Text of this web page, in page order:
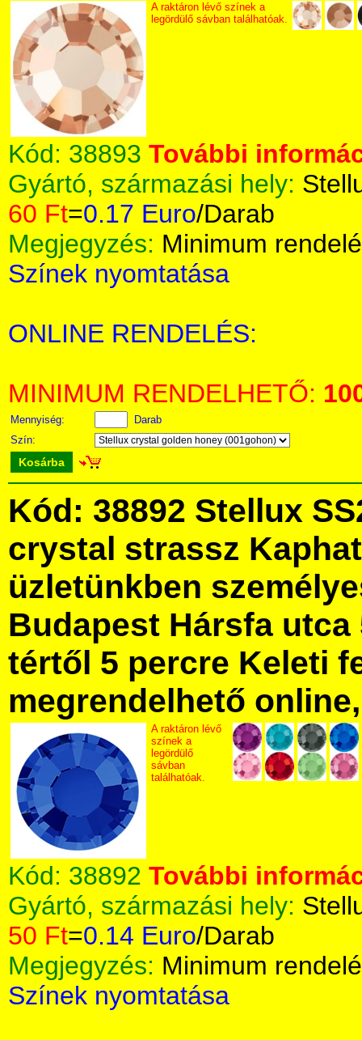
A raktáron lévő színek a
legördülő sávban találhatóak.
Kód: 38893 További
Gyártó, származási hely:
60 Ft=0.17 Euro/Darab
Megjegyzés: Minimum
Színek nyomtatása
ONLINE RENDELÉS:
MINIMUM RENDELHETŐ:
Mennyiség:
Darab
Szín:
Kosárba
Kód: 38892 Stellux
crystal strassz
üzletünkben
Budapest Hársfa utca
tértől 5 percre Keleti
megrendelhető
A raktáron lévő
színek a
legördülő
sávban
találhatóak.
Kód: 38892 További
Gyártó, származási hely:
50 Ft=0.14 Euro/Darab
Megjegyzés: Minimum
Színek nyomtatása